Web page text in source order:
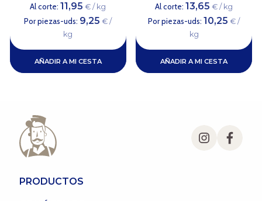
Al corte:11,95 € / kg
Por piezas-uds: 9,25 € /
kg
AÑADIR A MI CESTA
Al corte:13,65 € / kg
Por piezas-uds:10,25 € /
kg
AÑADIR A MI CESTA
PRODUCTOS